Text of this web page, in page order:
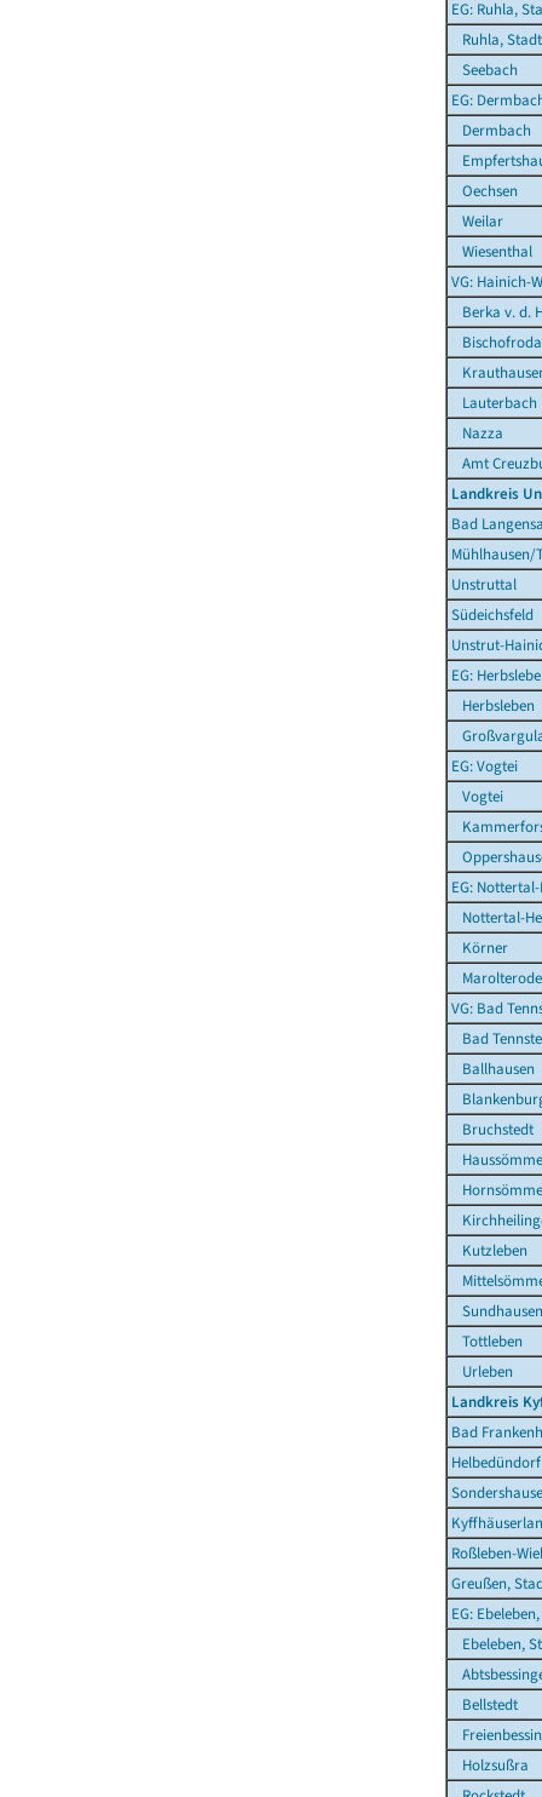
EG: Ruhla,
Ruhla, Stadt
Seebach
EG:
Dermbach
Oechsen
Weilar
Wiesenthal
VG: Hainich-
Berka v. d.
Bischofroda
Lauterbach
Nazza
Amt
Landkreis
Bad
Mühlhausen/
Unstruttal
Südeichsfeld
Unstrut-
EG:
Herbsleben
EG: Vogtei
Vogtei
EG:
Nottertal-
Körner
Marolterode
VG: Bad
Bad
Ballhausen
Bruchstedt
Kutzleben
Sundhausen
Tottleben
Urleben
Landkreis
Bad
Helbedündorf
Roßleben-
Greußen,
EG:
Ebeleben,
Bellstedt
Holzsußra